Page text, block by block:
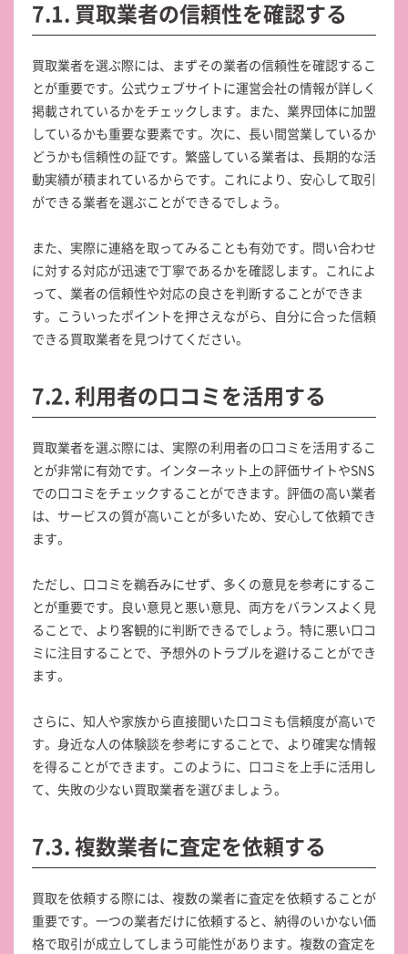
7.1. 買取業者の信頼性を確認する
買取業者を選ぶ際には、まずその業者の信頼性を確認するこ
とが重要です。公式ウェブサイトに運営会社の情報が詳しく
掲載されているかをチェックします。また、業界団体に加盟
しているかも重要な要素です。次に、長い間営業しているか
どうかも信頼性の証です。繁盛している業者は、長期的な活
動実績が積まれているからです。これにより、安心して取引
ができる業者を選ぶことができるでしょう。
また、実際に連絡を取ってみることも有効です。問い合わせ
に対する対応が迅速で丁寧であるかを確認します。これによ
って、業者の信頼性や対応の良さを判断することができま
す。こういったポイントを押さえながら、自分に合った信頼
できる買取業者を見つけてください。
7.2. 利用者の口コミを活用する
買取業者を選ぶ際には、実際の利用者の口コミを活用するこ
とが非常に有効です。インターネット上の評価サイトやSNS
での口コミをチェックすることができます。評価の高い業者
は、サービスの質が高いことが多いため、安心して依頼でき
ます。
ただし、口コミを鵜呑みにせず、多くの意見を参考にするこ
とが重要です。良い意見と悪い意見、両方をバランスよく見
ることで、より客観的に判断できるでしょう。特に悪い口コ
ミに注目することで、予想外のトラブルを避けることができ
ます。
さらに、知人や家族から直接聞いた口コミも信頼度が高いで
す。身近な人の体験談を参考にすることで、より確実な情報
を得ることができます。このように、口コミを上手に活用し
て、失敗の少ない買取業者を選びましょう。
7.3. 複数業者に査定を依頼する
買取を依頼する際には、複数の業者に査定を依頼することが
重要です。一つの業者だけに依頼すると、納得のいかない価
格で取引が成立してしまう可能性があります。複数の査定を